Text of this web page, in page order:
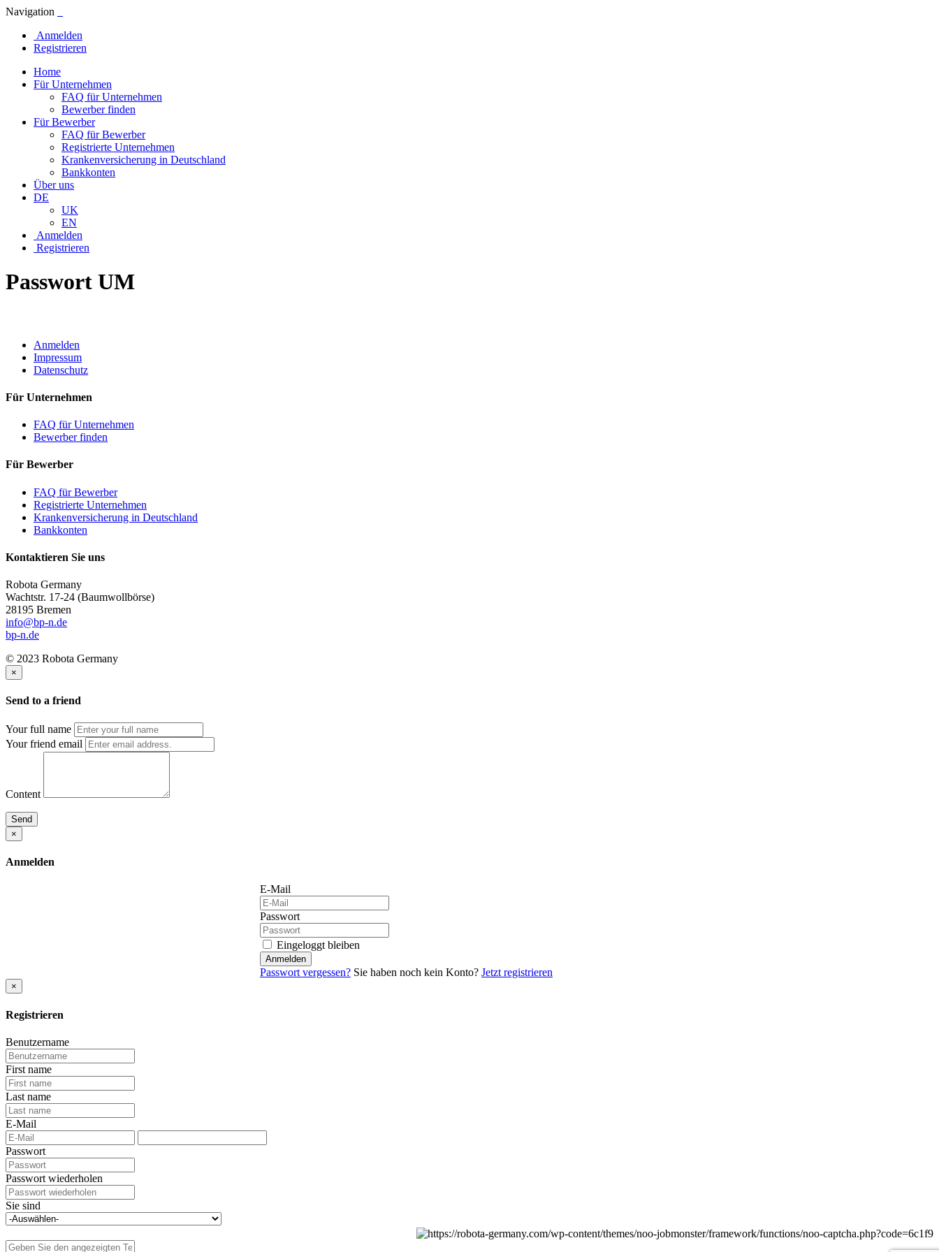
Navigation
Anmelden
Registrieren
Home
Für Unternehmen
FAQ für Unternehmen
Bewerber finden
Für Bewerber
FAQ für Bewerber
Registrierte Unternehmen
Krankenversicherung in Deutschland
Bankkonten
Über uns
DE
UK
EN
Anmelden
Registrieren
Passwort UM
Anmelden
Impressum
Datenschutz
Für Unternehmen
FAQ für Unternehmen
Bewerber finden
Für Bewerber
FAQ für Bewerber
Registrierte Unternehmen
Krankenversicherung in Deutschland
Bankkonten
Kontaktieren Sie uns
Robota Germany
Wachtstr. 17-24 (Baumwollbörse)
28195 Bremen
info@bp-n.de
bp-n.de
© 2023 Robota Germany
×
Send to a friend
Your full name
Your friend email
Content
Send
×
Anmelden
E-Mail
Passwort
Eingeloggt bleiben
Anmelden
Passwort vergessen? Sie haben noch kein Konto? Jetzt registrieren
×
Registrieren
Benutzername
First name
Last name
E-Mail
Passwort
Passwort wiederholen
Sie sind